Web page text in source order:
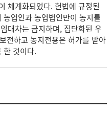
체계화되었다. 헌법에 규정된
업인과 농업법인만이 농지를
대차는 금지하며, 집단화된 우
전하고 농지전용은 허가를 받아
한 것이다.